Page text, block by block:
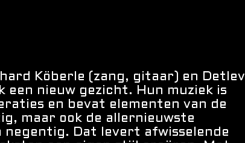
Köberle (zang, gitaar) en Detlev
nieuw gezicht. Hun muziek is
en bevat elementen van de
maar ook de allernieuwste
Dat levert afwisselende